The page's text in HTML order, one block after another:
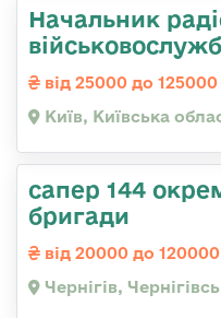
Начальник
від 25000 до 125000
Київ, Київська
сапер 144
бригади
від 20000 до
Чернігів,